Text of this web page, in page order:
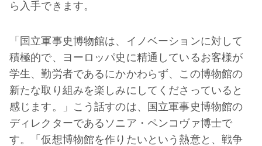
ら入手できます。
「国立軍事史博物館は、イノベーションに対して
積極的で、ヨーロッパ史に精通しているお客様が
学生、勤労者であるにかかわらず、この博物館の
新たな取り組みを楽しみにしてくださっていると
感じます。」こう話すのは、国立軍事史博物館の
ディレクターであるソニア・ペンコヴァ博士で
す。「仮想博物館を作りたいという熱意と、戦争